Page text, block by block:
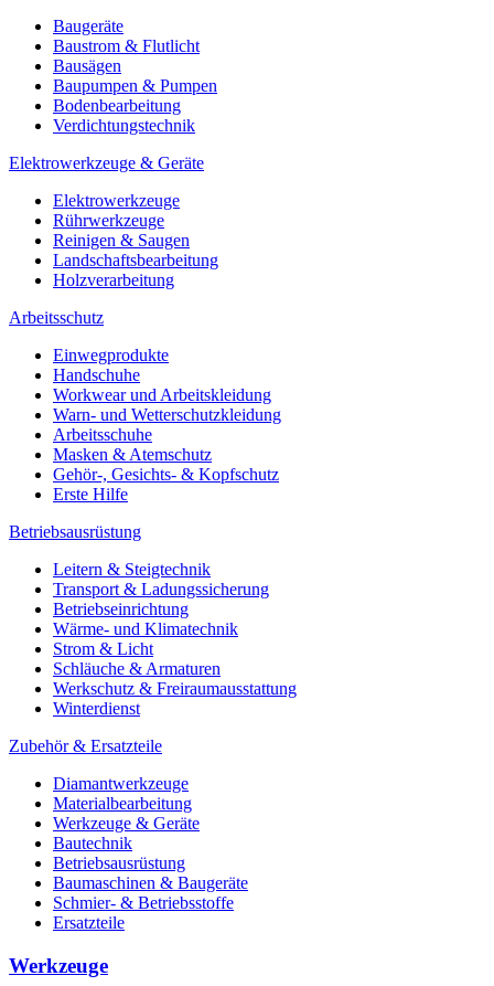
Baugeräte
Baustrom & Flutlicht
Bausägen
Baupumpen & Pumpen
Bodenbearbeitung
Verdichtungstechnik
Elektrowerkzeuge & Geräte
Elektrowerkzeuge
Rührwerkzeuge
Reinigen & Saugen
Landschaftsbearbeitung
Holzverarbeitung
Arbeitsschutz
Einwegprodukte
Handschuhe
Workwear und Arbeitskleidung
Warn- und Wetterschutzkleidung
Arbeitsschuhe
Masken & Atemschutz
Gehör-, Gesichts- & Kopfschutz
Erste Hilfe
Betriebsausrüstung
Leitern & Steigtechnik
Transport & Ladungssicherung
Betriebseinrichtung
Wärme- und Klimatechnik
Strom & Licht
Schläuche & Armaturen
Werkschutz & Freiraumausstattung
Winterdienst
Zubehör & Ersatzteile
Diamantwerkzeuge
Materialbearbeitung
Werkzeuge & Geräte
Bautechnik
Betriebsausrüstung
Baumaschinen & Baugeräte
Schmier- & Betriebsstoffe
Ersatzteile
Werkzeuge